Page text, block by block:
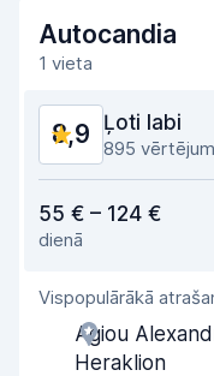
Auto tīrība
Automašīnas stāvoklis
Autocandia
1 vieta
8,9 Ļoti labi
895
Viegli atrast
Aģentu atbalsts
Saņemšanas ātrums
55 € – 124 €
dienā
Vispopulārākā
Agiou
Heraklion